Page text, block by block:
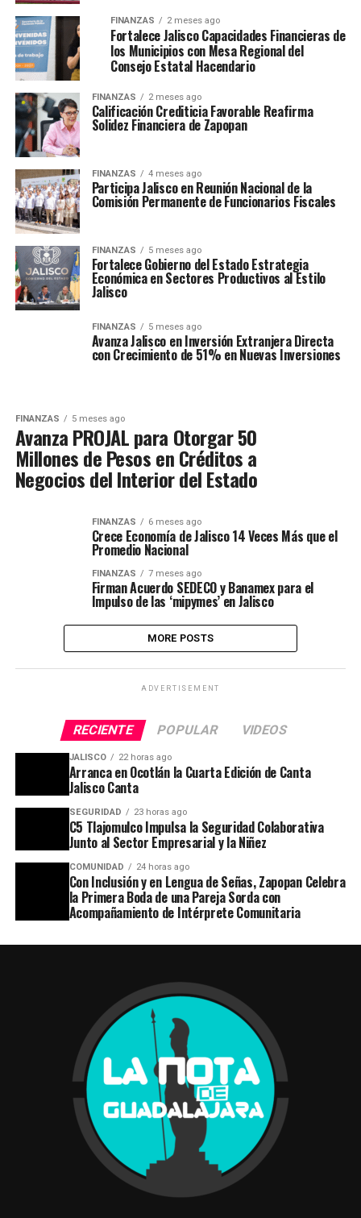
FINANZAS 2 meses ago
Fortalece Jalisco Capacidades Financieras de
los Municipios con Mesa Regional del
Consejo Estatal Hacendario
FINANZAS 2 meses ago
Calificación Crediticia Favorable Reafirma
Solidez Financiera de Zapopan
FINANZAS 4 meses ago
Participa Jalisco en Reunión Nacional de la
Comisión Permanente de Funcionarios Fiscales
FINANZAS 5 meses ago
Fortalece Gobierno del Estado Estrategia
Económica en Sectores Productivos al Estilo
Jalisco
FINANZAS 5 meses ago
Avanza Jalisco en Inversión Extranjera Directa
con Crecimiento de 51% en Nuevas Inversiones
FINANZAS 5 meses ago
Avanza PROJAL para Otorgar 50
Millones de Pesos en Créditos a
Negocios del Interior del Estado
FINANZAS 6 meses ago
Crece Economía de Jalisco 14 Veces Más que el
Promedio Nacional
FINANZAS 7 meses ago
Firman Acuerdo SEDECO y Banamex para el
Impulso de las ‘mipymes’ en Jalisco
MORE POSTS
ADVERTISEMENT
RECIENTE POPULAR VIDEOS
JALISCO 22 horas ago
Arranca en Ocotlán la Cuarta Edición de Canta
Jalisco Canta
SEGURIDAD 23 horas ago
C5 Tlajomulco Impulsa la Seguridad Colaborativa
Junto al Sector Empresarial y la Niñez
COMUNIDAD 24 horas ago
Con Inclusión y en Lengua de Señas, Zapopan Celebra
la Primera Boda de una Pareja Sorda con
Acompañamiento de Intérprete Comunitaria